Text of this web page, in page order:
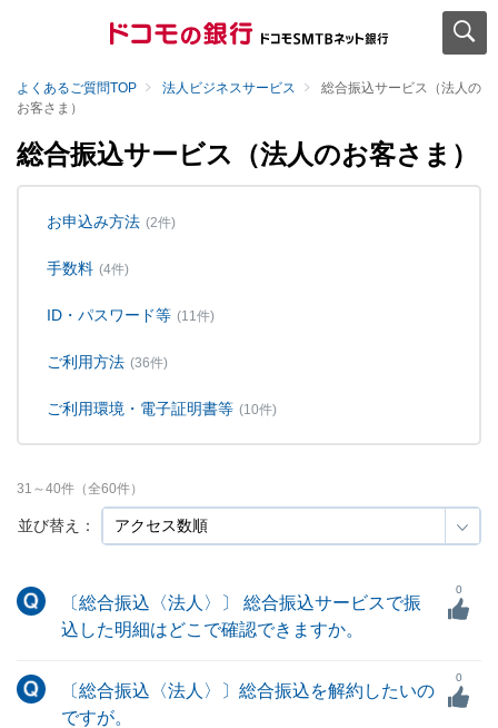
よくあるご質問TOP 法人ビジネスサービス
総合振込サービス（法人の
お客さま）
総合振込サービス（法人のお客さま）
お申込み方法 (2件)
手数料 (4件)
ID・パスワード等 (11件)
ご利用方法 (36件)
ご利用環境・電子証明書等 (10件)
並び替え：
31 ～40件（全60件）
〔総合振込〈法人〉〕 総合振込サービスで振
込した明細はどこで確認できますか。
0
〔総合振込〈法人〉〕総合振込を解約したいの
ですが。
0